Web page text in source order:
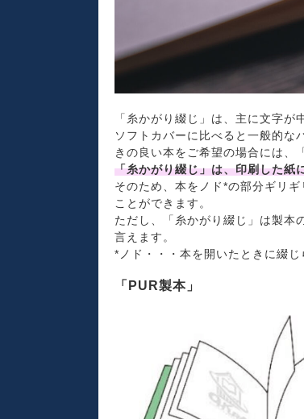
「糸かがり綴じ」は、主に文字が
ソフトカバーに比べると一般的な
きの良い本をご希望の場合には、
「糸かがり綴じ」は、印刷した紙
そのため、本をノド*の部分ギリ
ことができます。
ただし、「糸かがり綴じ」は製本
言えます。
*ノド・・・本を開いたときに綴じ
「PUR製本」